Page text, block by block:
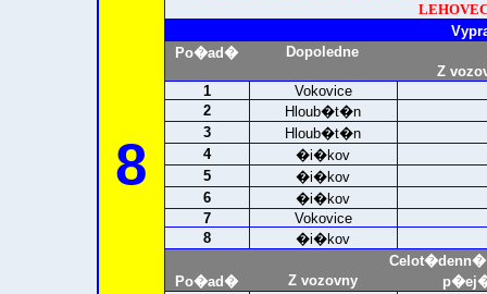
8
Po�ad�
Dopoledne
Z
1
Vokovice
2
Hloub�t�n
3
Hloub�t�n
4
�i�kov
5
�i�kov
6
�i�kov
7
Vokovice
8
�i�kov
Po�ad�
Z vozovny